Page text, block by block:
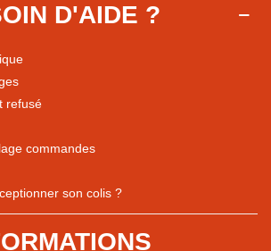
des performances du magasin
D'AIDE ?
refusé
commandes
son colis ?